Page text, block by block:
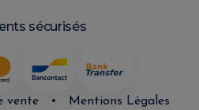
sécurisés
vente • Mentions Légales